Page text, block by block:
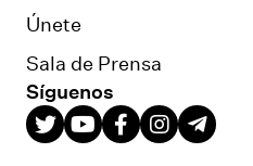
Únete
Sala de Prensa
Síguenos